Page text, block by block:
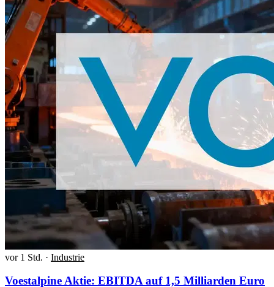
vor 1 Std. · Industrie
Voestalpine Aktie: EBITDA auf 1,5 Milliarden Euro